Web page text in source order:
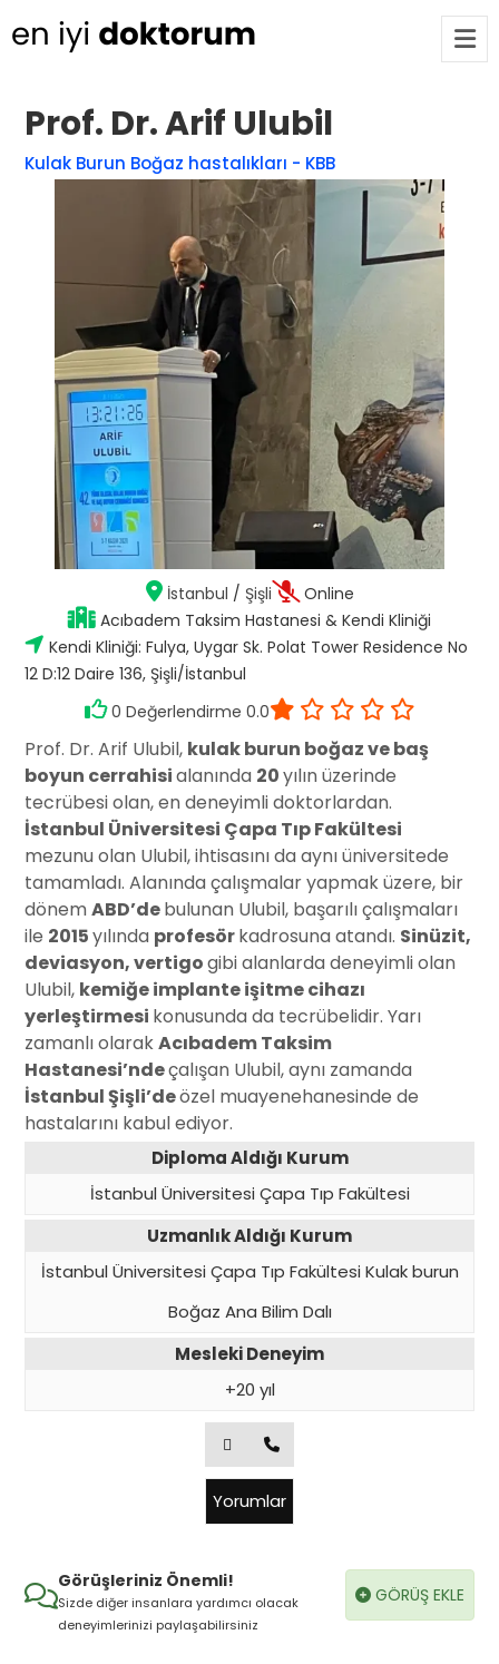
Op. Dr. Ayşecan Enmutlu
Adana / Seyhan
Doç. Dr. Songül Alemdaroğlu
Adana / Seyhan
Tüm Doktorlar
Tüm doktorları göster
Prof. Dr. Arif Ulubil
Kulak Burun Boğaz hastalıkları - KBB
İstanbul / Şişli
Online
Acıbadem Taksim Hastanesi & Kendi Kliniği
Kendi Kliniği: Fulya, Uygar Sk. Polat Tower Residence No
12 D:12 Daire 136, Şişli/İstanbul
0 Değerlendirme 0.0
Prof. Dr. Arif Ulubil, kulak burun boğaz ve baş
boyun cerrahisialanında 20yılın üzerinde
tecrübesi olan, en deneyimli doktorlardan.
İstanbul Üniversitesi Çapa Tıp Fakültesi
mezunu olan Ulubil, ihtisasını da aynı üniversitede
tamamladı. Alanında çalışmalar yapmak üzere, bir
dönemABD’debulunan Ulubil, başarılı çalışmaları
ile 2015yılında profesörkadrosuna atandı. Sinüzit,
deviasyon, vertigogibi alanlarda deneyimli olan
Ulubil, kemiğe implante işitme cihazı
yerleştirmesi konusunda da tecrübelidir. Yarı
zamanlı olarakAcıbadem Taksim
Hastanesi’ndeçalışan Ulubil, aynı zamanda
İstanbul Şişli’deözel muayenehanesinde de
hastalarını kabul ediyor.
Diploma Aldığı Kurum
İstanbul Üniversitesi Çapa Tıp Fakültesi
Uzmanlık Aldığı Kurum
İstanbul Üniversitesi Çapa Tıp Fakültesi Kulak burun
Boğaz Ana Bilim Dalı
Mesleki Deneyim
+20 yıl
Yorumlar
Görüşleriniz Önemli!
Sizde diğer insanlara yardımcı olacak
deneyimlerinizi paylaşabilirsiniz
GÖRÜŞ EKLE